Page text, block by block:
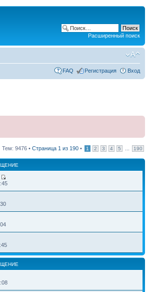
Расширенный поиск
FAQ Регистрация Вход
Тем: 9476 • Страница 1 из 190 • 1 2 3 4 5 190